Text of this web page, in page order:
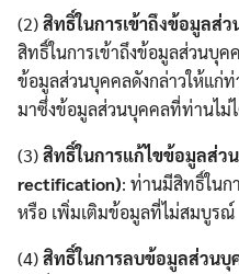
(2)สิทธิ์ในการเข้าถึงข้อมูลส่
สิทธิ์ในการเข้าถึงข้อมูลส่วนบุค
ข้อมูลส่วนบุคคลดังกล่าวให้แก่ท่
มาซึ่งข้อมูลส่วนบุคคลที่ท่านไม่
(3)สิทธิ์ในการแก้ไขข้อมูลส่
rectification): ท่านมีสิทธิ์ในก
หรือ เพิ่มเติมข้อมูลที่ไม่สมบูรณ์
(4)สิทธิ์ในการลบข้อมูลส่วนบุ